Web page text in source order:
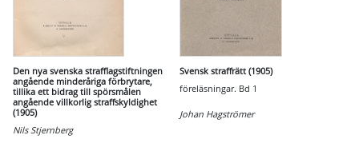
Den nya svenska strafflagstiftningen
angående minderåriga förbrytare,
tillika ett bidrag till spörsmålen
angående villkorlig straffskyldighet
(1905)
Nils Stjernberg
Svensk straffrätt (1905)
föreläsningar. Bd 1
Johan Hagströmer